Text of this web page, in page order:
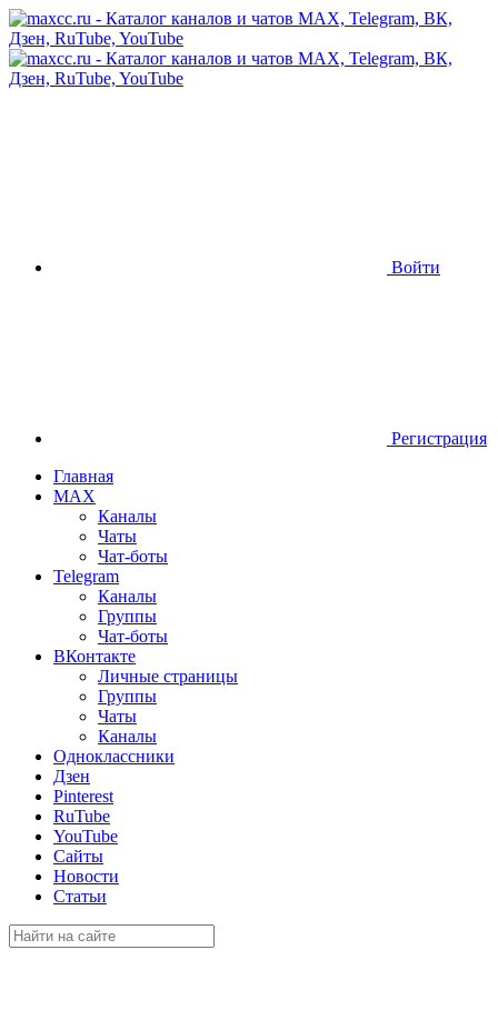
Войти
Регистрация
Главная
MAX
Каналы
Чаты
Чат-боты
Telegram
Каналы
Группы
Чат-боты
ВКонтакте
Личные страницы
Группы
Чаты
Каналы
Одноклассники
Дзен
Pinterest
RuTube
YouTube
Сайты
Новости
Статьи